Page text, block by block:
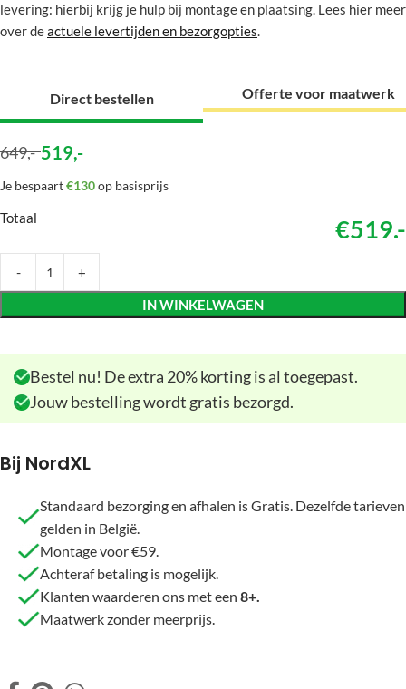
levering: hierbij krijg je hulp bij montage en plaatsing. Lees hier meer
over deactuele levertijden en bezorgopties.
Direct bestellen Offerte voor maatwerk
649,- 519,-
Je bespaart€130op basisprijs
Totaal €519.-
IN WINKELWAGEN
Bestel nu! De extra 20% korting is al toegepast.
Jouw bestelling wordt gratis bezorgd.
Bij NordXL
Standaard bezorging en afhalen is Gratis. Dezelfde tarieven
gelden in België.
Montage voor €59.
Achteraf betaling is mogelijk.
Klanten waarderen ons met een 8+.
Maatwerk zonder meerprijs.